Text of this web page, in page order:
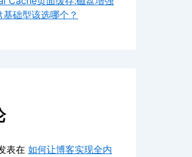
基础型该选哪个？
表在 如何让博客实现全内